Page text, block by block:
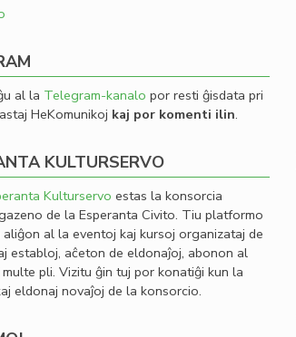
al la Telegram-kanalo por resti ĝisdata pri
HeKomunikoj kaj por komenti ilin.
KULTURSERVO
Kulturservo estas la konsorcia
de la Esperanta Civito. Tiu platformo
al la eventoj kaj kursoj organizataj de
establoj, aĉeton de eldonaĵoj, abonon al
pli. Vizitu ĝin tuj por konatiĝi kun la
eldonaj novaĵoj de la konsorcio.